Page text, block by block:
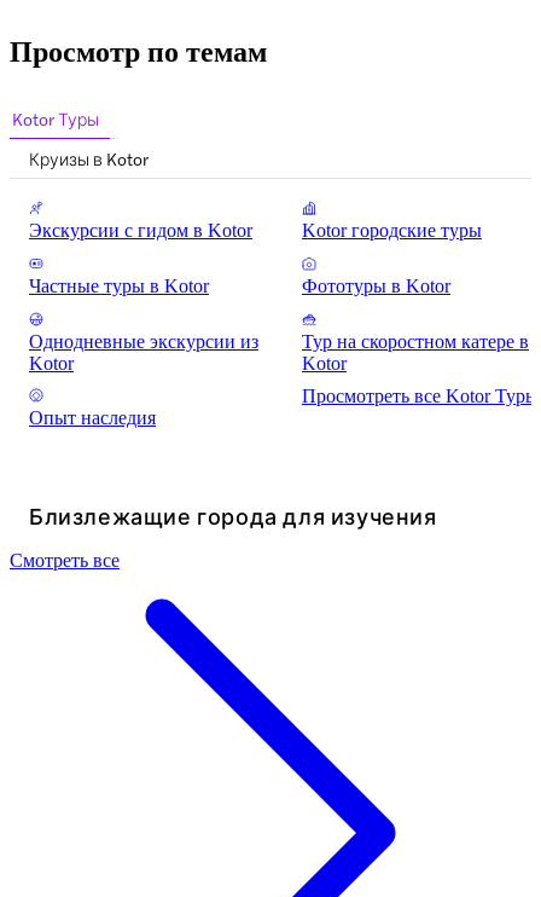
Просмотр по темам
Kotor Туры
Круизы в Kotor
Экскурсии с гидом в Kotor Kotor городские туры
Частные туры в Kotor Фототуры в Kotor
Однодневные экскурсии из
Kotor
Тур на скоростном катере в
Kotor
Опыт наследия
Просмотреть все Kotor Туры
Близлежащие города для изучения
Смотреть все